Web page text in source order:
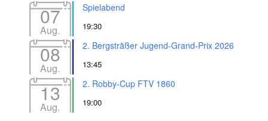
07
Aug.
Spielabend
19:30
08
Aug.
2. Bergsträßer Jugend-Grand-Prix 2026
13:45
13
Aug.
2. Robby-Cup FTV 1860
19:00